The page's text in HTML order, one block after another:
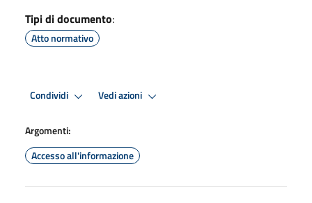
Tipi di documento:
Atto normativo
Condividi Vedi azioni
Argomenti:
Accesso all'informazione